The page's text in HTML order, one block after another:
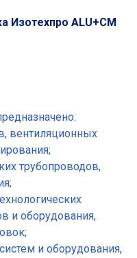
Изотехпро ALU+CM
вентиляционных
трубопроводов,
и оборудования,
и оборудования,